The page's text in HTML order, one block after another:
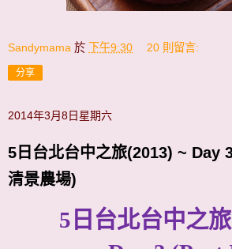
Sandymama 於 下午9:30 20 則留言:
分享
2014年3月8日星期六
5日台北台中之旅(2013) ~ Day
清景農場)
5 日台北台中之旅